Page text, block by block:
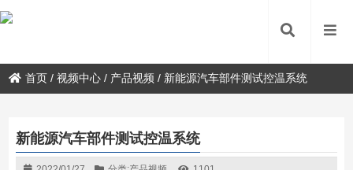
首页 /视频中心 / 产品视频 / 新能源汽车部件测试控温系统
新能源汽车部件测试控温系统